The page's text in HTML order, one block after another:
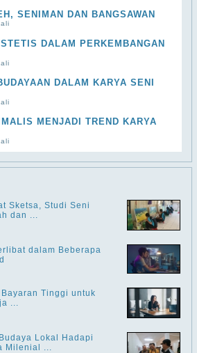
SENIMAN DAN BANGSAWAN
DALAM PERKEMBANGAN
DALAM KARYA SENI
MENJADI TREND KARYA
Sketsa, Studi Seni
dan ...
dalam Beberapa
Tinggi untuk
...
Lokal Hadapi
Milenial ...